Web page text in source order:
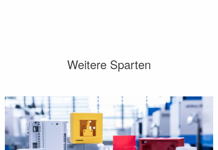
Weitere Sparten